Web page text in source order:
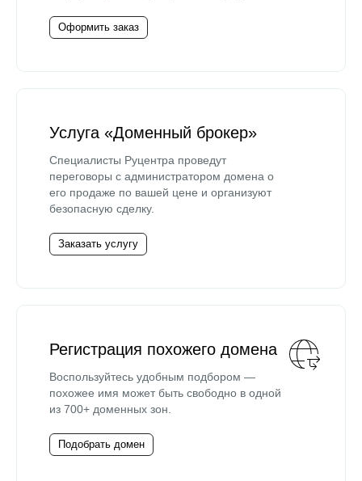
Оформить заказ
Услуга «Доменный брокер»
Специалисты Руцентра проведут
переговоры с администратором домена о
его продаже по вашей цене и организуют
безопасную сделку.
Заказать услугу
Регистрация похожего домена
Воспользуйтесь удобным подбором —
похожее имя может быть свободно в одной
из 700+ доменных зон.
Подобрать домен